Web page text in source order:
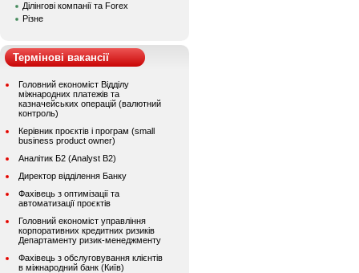
Ділінгові компанії та Forex
Різне
Термінові вакансії
Головний економіст Відділу
міжнародних платежів та
казначейських операцій (валютний
контроль)
Керівник проєктів і програм (small
business product owner)
Аналітик Б2 (Analyst B2)
Директор відділення Банку
Фахівець з оптимізації та
автоматизації проєктів
Головний економіст управління
корпоративних кредитних ризиків
Департаменту ризик-менеджменту
Фахівець з обслуговування клієнтів
в міжнародний банк (Київ)